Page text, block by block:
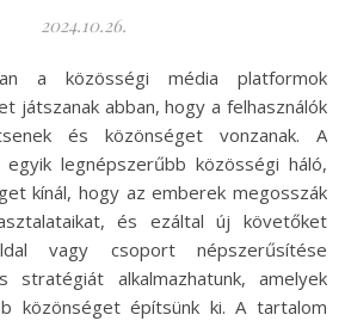
2024.10.26.
játszanak abban, hogy a felhasználók
és közönséget vonzanak. A
legnépszerűbb közösségi háló,
kínál, hogy az emberek megosszák
és ezáltal új követőket
vagy csoport népszerűsítése
stratégiát alkalmazhatunk, amelyek
közönséget építsünk ki. A tartalom